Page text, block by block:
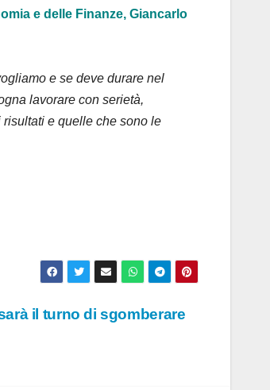
e delle Finanze, Giancarlo
e se deve durare nel
lavorare con serietà,
e quelle che sono le
il turno di sgomberare